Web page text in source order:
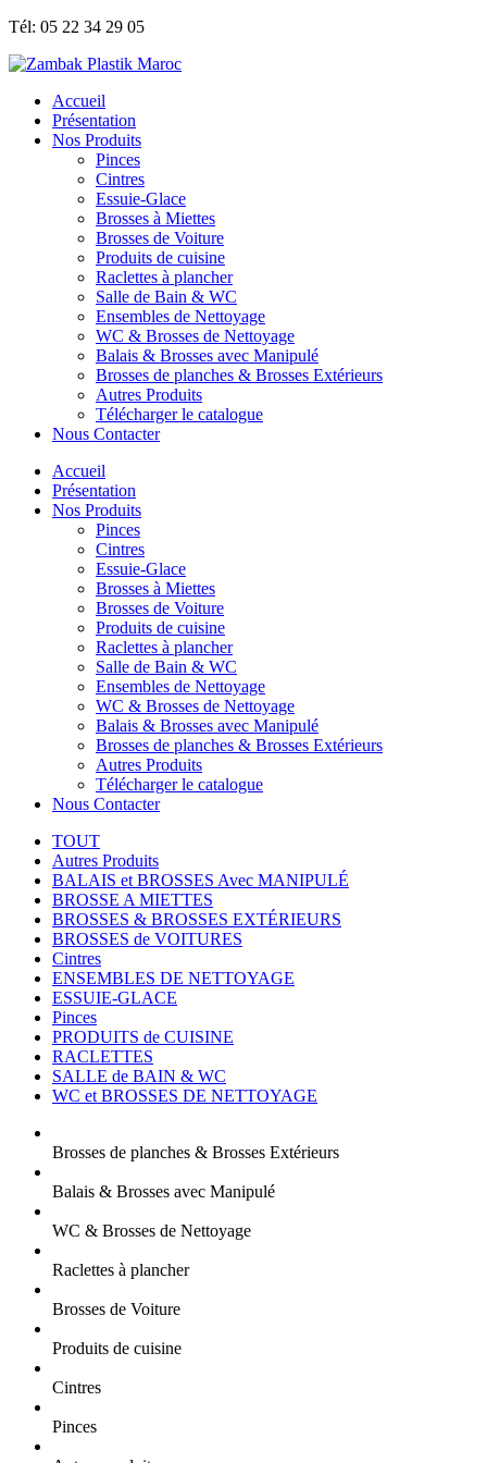
Tél: 05 22 34 29 05
Accueil
Présentation
Nos Produits
Pinces
Cintres
Essuie-Glace
Brosses à Miettes
Brosses de Voiture
Produits de cuisine
Raclettes à plancher
Salle de Bain & WC
Ensembles de Nettoyage
WC & Brosses de Nettoyage
Balais & Brosses avec Manipulé
Brosses de planches & Brosses Extérieurs
Autres Produits
Télécharger le catalogue
Nous Contacter
Accueil
Présentation
Nos Produits
Pinces
Cintres
Essuie-Glace
Brosses à Miettes
Brosses de Voiture
Produits de cuisine
Raclettes à plancher
Salle de Bain & WC
Ensembles de Nettoyage
WC & Brosses de Nettoyage
Balais & Brosses avec Manipulé
Brosses de planches & Brosses Extérieurs
Autres Produits
Télécharger le catalogue
Nous Contacter
TOUT
Autres Produits
BALAIS et BROSSES Avec MANIPULÉ
BROSSE A MIETTES
BROSSES & BROSSES EXTÉRIEURS
BROSSES de VOITURES
Cintres
ENSEMBLES DE NETTOYAGE
ESSUIE-GLACE
Pinces
PRODUITS de CUISINE
RACLETTES
SALLE de BAIN & WC
WC et BROSSES DE NETTOYAGE
Brosses de planches & Brosses Extérieurs
Balais & Brosses avec Manipulé
WC & Brosses de Nettoyage
Raclettes à plancher
Brosses de Voiture
Produits de cuisine
Cintres
Pinces